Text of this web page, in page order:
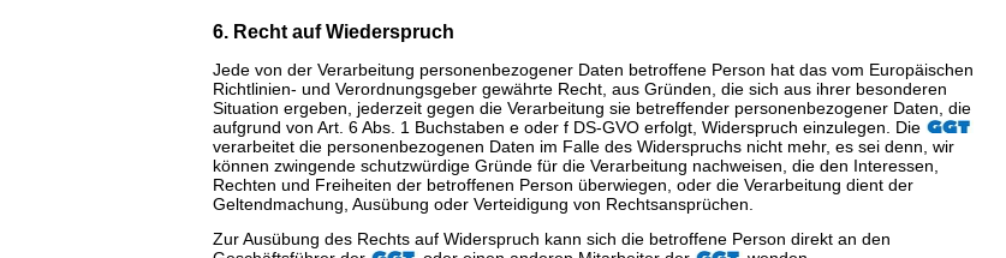
6. Recht auf Wiederspruch
Jede von der Verarbeitung personenbezogener Daten betroffene Person hat das vom Europäischen
Richtlinien- und Verordnungsgeber gewährte Recht, aus Gründen, die sich aus ihrer besonderen
Situation ergeben, jederzeit gegen die Verarbeitung sie betreffender personenbezogener Daten, die
aufgrund von Art. 6 Abs. 1 Buchstaben e oder f DS-GVO erfolgt, Widerspruch einzulegen. Die
verarbeitet die personenbezogenen Daten im Falle des Widerspruchs nicht mehr, es sei denn, wir
können zwingende schutzwürdige Gründe für die Verarbeitung nachweisen, die den Interessen,
Rechten und Freiheiten der betroffenen Person überwiegen, oder die Verarbeitung dient der
Geltendmachung, Ausübung oder Verteidigung von Rechtsansprüchen.
Zur Ausübung des Rechts auf Widerspruch kann sich die betroffene Person direkt an den